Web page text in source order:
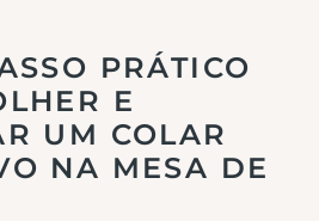
PRÁTICO
E
UM COLAR
NA MESA DE